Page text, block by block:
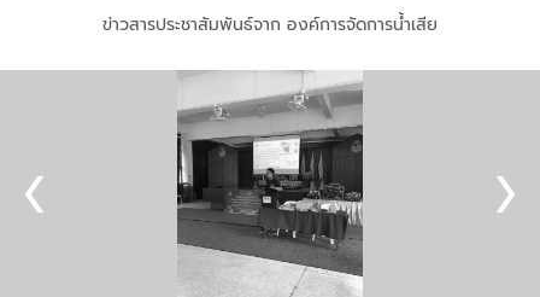
ข่าวสารประชาสัมพันธ์จาก องค์การจัดการน้ำเสีย